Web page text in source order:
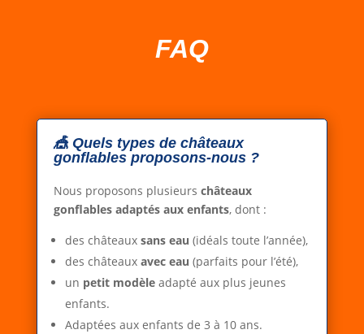
FAQ
🎪 Quels types de châteaux
gonflables proposons-nous ?
Nous proposons plusieurs châteaux
gonflables adaptés aux enfants, dont :
des châteaux sans eau (idéals toute l’année),
des châteaux avec eau (parfaits pour l’été),
un petit modèleadapté aux plus jeunes
enfants.
Adaptées aux enfants de 3 à 10 ans.